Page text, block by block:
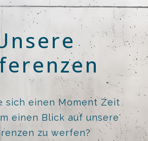
sich einen Moment Zeit
einen Blick auf unsere
zu werfen?